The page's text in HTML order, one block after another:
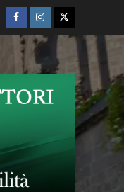
Facebook
Instagram
Twitter